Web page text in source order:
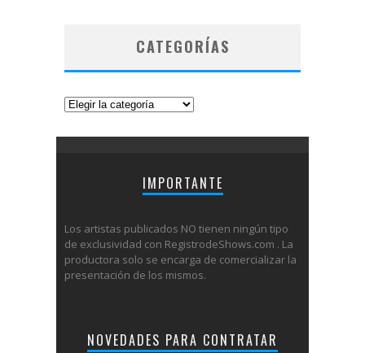
CATEGORÍAS
Categorías
IMPORTANTE
Los artistas publicados NO tienen ningún tipo
de exclusividad con RegistrodeShows.com . La
productora solo se encarga de comercializar la
presentación de los mismos.
NOVEDADES PARA CONTRATAR